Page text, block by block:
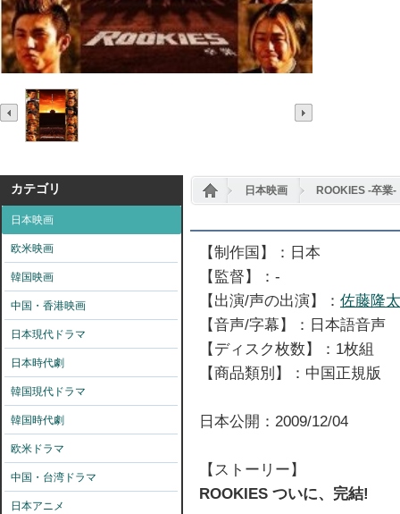
カテゴリ
日本映画
欧米映画
韓国映画
中国・香港映画
日本現代ドラマ
日本時代劇
韓国現代ドラマ
韓国時代劇
欧米ドラマ
中国・台湾ドラマ
日本アニメ
日本映画 ROOKIES -卒業-
【制作国】：日本
【監督】：-
【出演/声の出演】： 佐藤隆太
【音声/字幕】：日本語音声
【ディスク枚数】：1枚組
【商品類別】：中国正規版
日本公開：2009/12/04
【ストーリー】
ROOKIES ついに、完結!